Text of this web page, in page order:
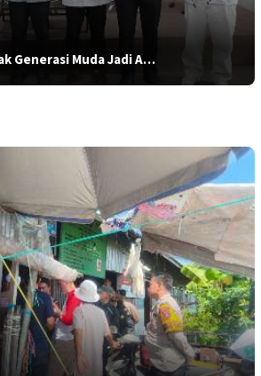
Generasi Muda Jadi A…